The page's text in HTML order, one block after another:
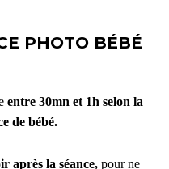
PHOTO BÉBÉ
entre 30mn et 1h selon la
de bébé.
après la séance, pour ne